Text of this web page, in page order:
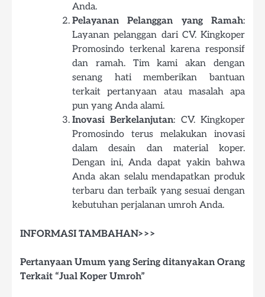
Anda.
Pelayanan Pelanggan yang Ramah:
Layanan pelanggan dari CV. Kingkoper
Promosindo terkenal karena responsif
dan ramah. Tim kami akan dengan
senang hati memberikan bantuan
terkait pertanyaan atau masalah apa
pun yang Anda alami.
Inovasi Berkelanjutan: CV. Kingkoper
Promosindo terus melakukan inovasi
dalam desain dan material koper.
Dengan ini, Anda dapat yakin bahwa
Anda akan selalu mendapatkan produk
terbaru dan terbaik yang sesuai dengan
kebutuhan perjalanan umroh Anda.
INFORMASI TAMBAHAN>>>
Pertanyaan Umum yang Sering ditanyakan Orang
Terkait “Jual Koper Umroh”